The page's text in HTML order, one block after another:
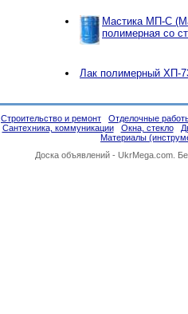
Мастика МП-С
полимерная со
Лак полимерный ХП-
Строительство и ремонт
Отделочные
Сантехника, коммуникации Окна, стекло
Материалы
Доска объявлений - UkrMega.com.